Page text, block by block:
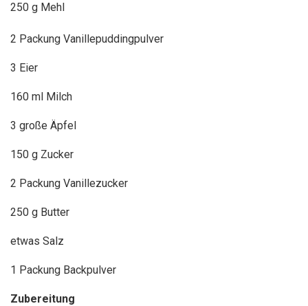
250 g Mehl
2 Packung Vanillepuddingpulver
3 Eier
160 ml Milch
3 große Äpfel
150 g Zucker
2 Packung Vanillezucker
250 g Butter
etwas Salz
1 Packung Backpulver
Zubereitung